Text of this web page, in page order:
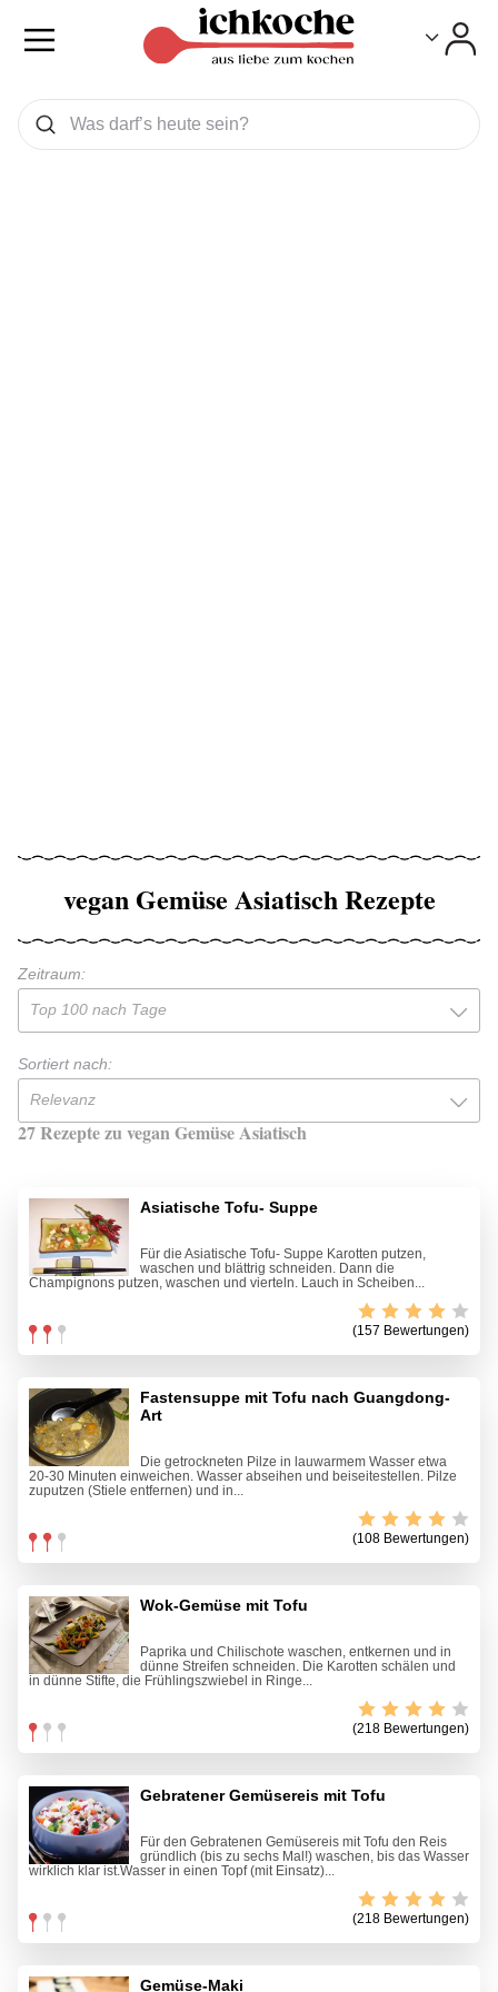
Was wollen Sie suchen
Suchen
vegan Gemüse Asiatisch Rezepte
Zeitraum:
Top 100 nach Tage
Sortiert nach:
Relevanz
27 Rezepte zu vegan Gemüse Asiatisch
Asiatische Tofu- Suppe
Für die Asiatische Tofu- Suppe Karotten putzen,
waschen und blättrig schneiden. Dann die
Champignons putzen, waschen und vierteln. Lauch in Scheiben...
(157 Bewertungen)
Fastensuppe mit Tofu nach Guangdong-
Art
Die getrockneten Pilze in lauwarmem Wasser etwa
20-30 Minuten einweichen. Wasser abseihen und beiseitestellen. Pilze
zuputzen (Stiele entfernen) und in...
(108 Bewertungen)
Wok-Gemüse mit Tofu
Paprika und Chilischote waschen, entkernen und in
dünne Streifen schneiden. Die Karotten schälen und
in dünne Stifte, die Frühlingszwiebel in Ringe...
(218 Bewertungen)
Gebratener Gemüsereis mit Tofu
Für den Gebratenen Gemüsereis mit Tofu den Reis
gründlich (bis zu sechs Mal!) waschen, bis das Wasser
wirklich klar ist.Wasser in einen Topf (mit Einsatz)...
(218 Bewertungen)
Gemüse-Maki